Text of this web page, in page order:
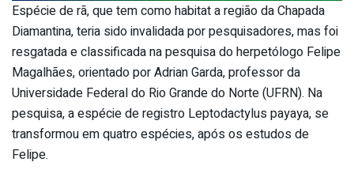
Espécie de rã, que tem como habitat a região da Chapada
Diamantina, teria sido invalidada por pesquisadores, mas foi
resgatada e classificada na pesquisa do herpetólogo Felipe
Magalhães, orientado por Adrian Garda, professor da
Universidade Federal do Rio Grande do Norte (UFRN). Na
pesquisa, a espécie de registro Leptodactylus payaya, se
transformou em quatro espécies, após os estudos de
Felipe.